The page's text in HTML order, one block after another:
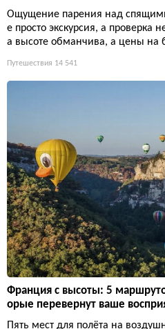
Ощущение парения над
е просто экскурсия, а проверка
а высоте обманчива, а цены на
Путешествия 14 541
Франция с высоты: 5
орые перевернут ваше
Пять мест для полёта на